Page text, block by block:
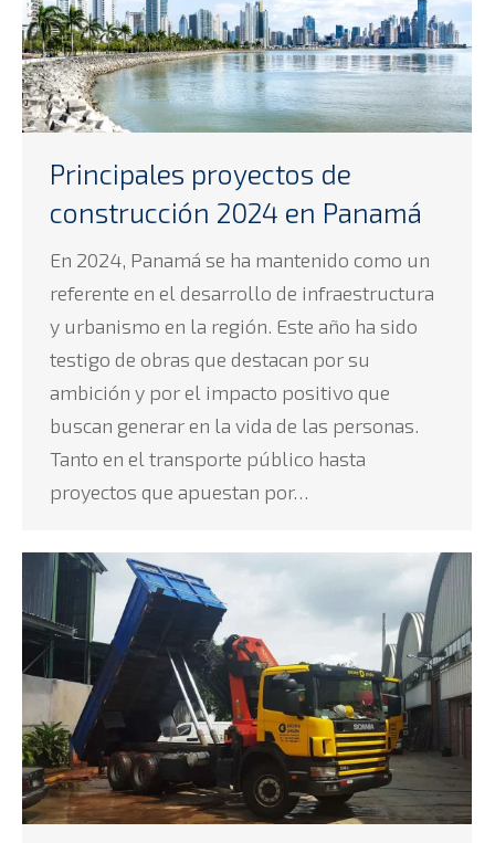
Principales proyectos de
construcción 2024 en Panamá
En 2024, Panamá se ha mantenido como un
referente en el desarrollo de infraestructura
y urbanismo en la región. Este año ha sido
testigo de obras que destacan por su
ambición y por el impacto positivo que
buscan generar en la vida de las personas.
Tanto en el transporte público hasta
proyectos que apuestan por…